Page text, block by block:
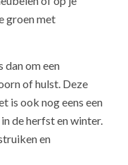
groen met
dan om een
of hulst. Deze
is ook nog eens een
de herfst en winter.
en